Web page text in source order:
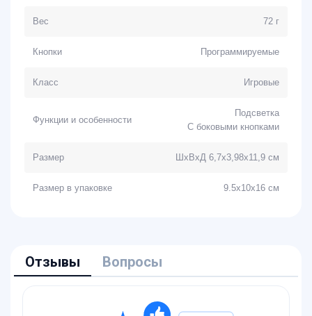
Вес 72 г
Кнопки Программируемые
Класс Игровые
Функции и особенности
Подсветка
С боковыми кнопками
Размер ШхВхД 6,7х3,98х11,9 см
Размер в упаковке 9.5x10x16 см
Отзывы Вопросы